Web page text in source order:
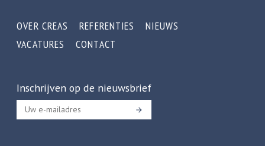
OVER CREAS REFERENTIES
NIEUWS
VACATURES
CONTACT
Inschrijven op de nieuwsbrief